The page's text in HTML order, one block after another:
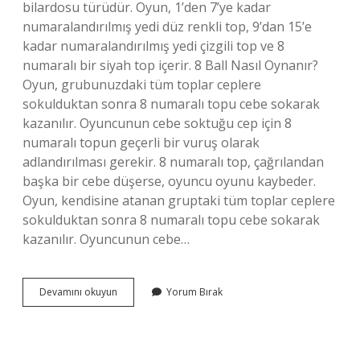
bilardosu türüdür. Oyun, 1’den 7’ye kadar
numaralandırılmış yedi düz renkli top, 9’dan 15’e
kadar numaralandırılmış yedi çizgili top ve 8
numaralı bir siyah top içerir. 8 Ball Nasıl Oynanır?
Oyun, grubunuzdaki tüm toplar ceplere
sokulduktan sonra 8 numaralı topu cebe sokarak
kazanılır. Oyuncunun cebe soktuğu cep için 8
numaralı topun geçerli bir vuruş olarak
adlandırılması gerekir. 8 numaralı top, çağrılandan
başka bir cebe düşerse, oyuncu oyunu kaybeder.
Oyun, kendisine atanan gruptaki tüm toplar ceplere
sokulduktan sonra 8 numaralı topu cebe sokarak
kazanılır. Oyuncunun cebe…
Devamını okuyun
8
Yorum Bırak